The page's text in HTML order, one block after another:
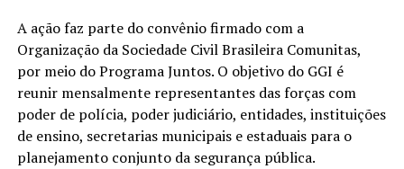
A ação faz parte do convênio firmado com a
Organização da Sociedade Civil Brasileira Comunitas,
por meio do Programa Juntos. O objetivo do GGI é
reunir mensalmente representantes das forças com
poder de polícia, poder judiciário, entidades, instituições
de ensino, secretarias municipais e estaduais para o
planejamento conjunto da segurança pública.